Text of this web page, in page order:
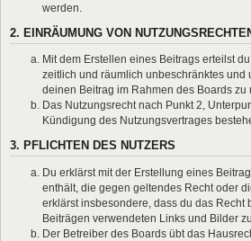
werden.
2. EINRÄUMUNG VON
Mit dem Erstellen eines Beitrags erteilst
zeitlich und räumlich unbeschränktes und
deinen Beitrag im Rahmen des Boards zu
Das Nutzungsrecht nach Punkt 2,
Kündigung des Nutzungsvertrages
3. PFLICHTEN DES NUTZERS
Du erklärst mit der Erstellung eines
enthält, die gegen geltendes Recht oder
erklärst insbesondere, dass du das Recht
Beiträgen verwendeten Links und Bilder
Der Betreiber des Boards übt das